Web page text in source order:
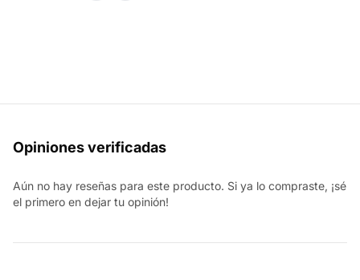
Opiniones verificadas
Aún no hay reseñas para este producto. Si ya lo compraste, ¡sé
el primero en dejar tu opinión!